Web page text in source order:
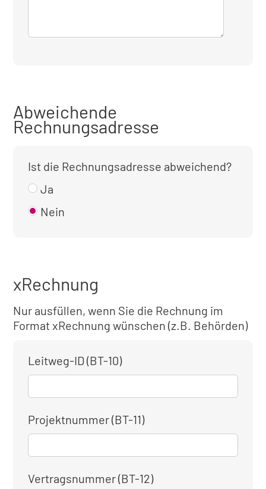
Abweichende
Rechnungsadresse
Ist die Rechnungsadresse abweichend?
Ja
Nein
xRechnung
Nur ausfüllen, wenn Sie die Rechnung im
Format xRechnung wünschen (z.B. Behörden)
Leitweg-ID (BT-10)
Projektnummer (BT-11)
Vertragsnummer (BT-12)